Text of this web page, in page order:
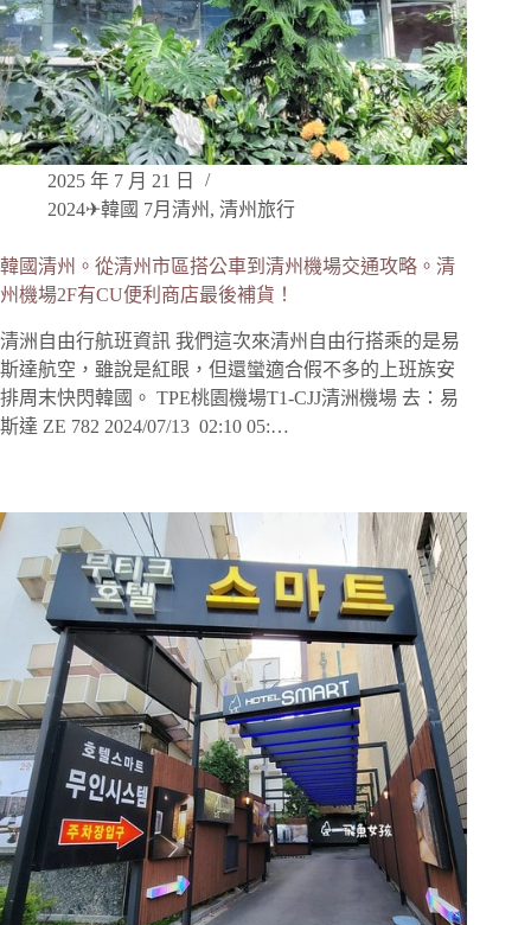
2025 年 7 月 21 日
2024✈韓國 7月清州 , 清州旅行
韓國清州。從清州市區搭公車到清州機場交通攻略。清
州機場2F有CU便利商店最後補貨！
清洲自由行航班資訊 我們這次來清州自由行搭乘的是易
斯達航空，雖說是紅眼，但還蠻適合假不多的上班族安
排周末快閃韓國。 TPE桃園機場T1-CJJ清洲機場 去：易
斯達 ZE 782 2024/07/13 02:10 05:…